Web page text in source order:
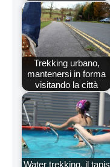
Trekking urbano,
mantenersi in forma
visitando la città
Water trekking, il tapis